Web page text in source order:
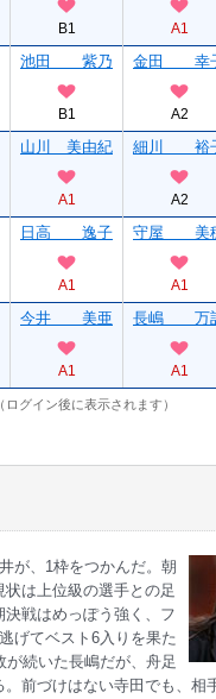
B1 A1
池田 紫乃
B1
金田 幸
A2
山川 美由紀
A1
細川 裕
A2
日高 逸子
A1
守屋 美
A1
今井 美亜
A1
長嶋 万
A1
グイン後に表示されます）
が、1枠をつかんだ。朝
は上位級の選手との足
戦はめっぽう強く、フ
げてベスト6入りを果た
続いた長嶋だが、舟足
前づけはない寺田でも、相